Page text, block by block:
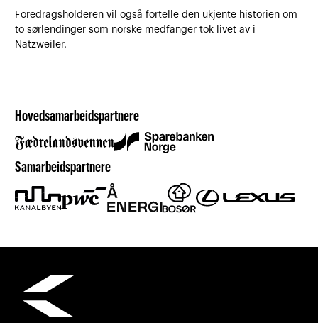
Foredragsholderen vil også fortelle den ukjente historien om
to sørlendinger som norske medfanger tok livet av i
Natzweiler.
Hovedsamarbeidspartnere
Samarbeidspartnere